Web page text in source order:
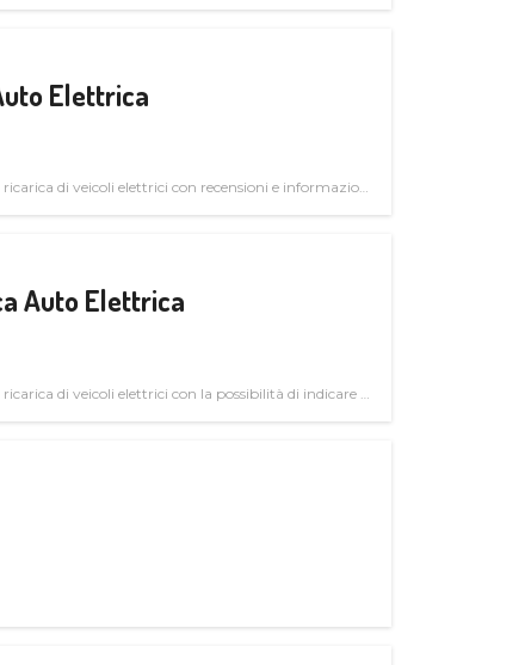
Elettrica
di veicoli elettrici con recensioni e informazioni
Auto Elettrica
di veicoli elettrici con la possibilità di indicare le